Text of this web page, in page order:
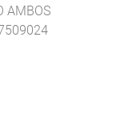
AMBOS